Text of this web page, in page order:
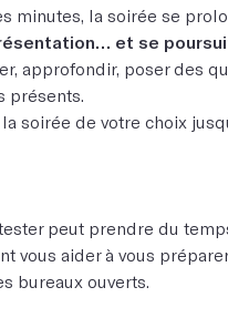
minutes, la soirée se
et se
approfondir, poser des
présents.
soirée de votre choix
peut prendre du
vous aider à vous
bureaux ouverts.